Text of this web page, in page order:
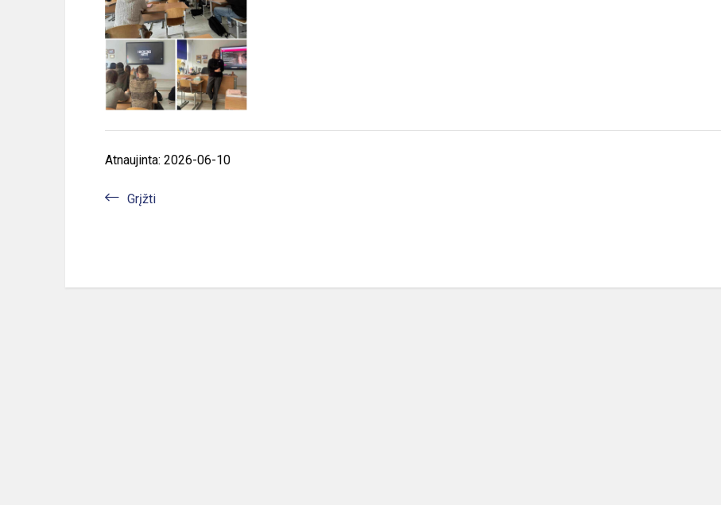
Atnaujinta: 2026-06-10
Grįžti